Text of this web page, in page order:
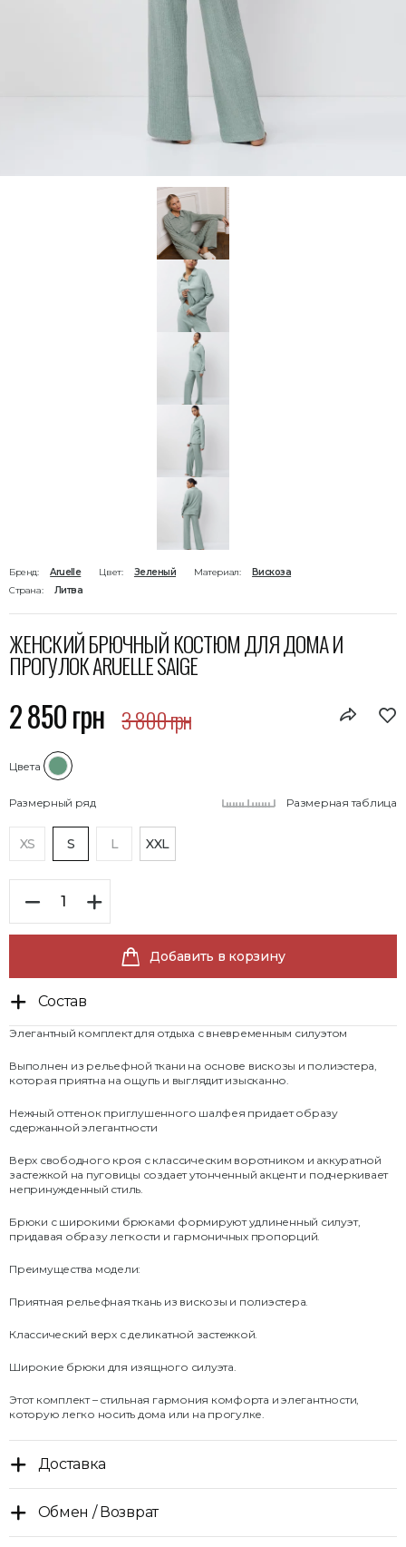
Бренд: Aruelle Цвет: Зеленый Материал:
Вискоза
Страна:
Литва
ЖЕНСКИЙ БРЮЧНЫЙ КОСТЮМ ДЛЯ ДОМА И
ПРОГУЛОК ARUELLE SAIGE
2 850 грн 3 800 грн
Цвета
Размерный ряд Размерная таблица
XS S L XXL
Добавить в корзину
Состав
Элегантный комплект для отдыха с вневременным силуэтом
Выполнен из рельефной ткани на основе вискозы и полиэстера,
которая приятна на ощупь и выглядит изысканно.
Нежный оттенок приглушенного шалфея придает образу
сдержанной элегантности
Верх свободного кроя с классическим воротником и аккуратной
застежкой на пуговицы создает утонченный акцент и подчеркивает
непринужденный стиль.
Брюки с широкими брюками формируют удлиненный силуэт,
придавая образу легкости и гармоничных пропорций.
Преимущества модели:
Приятная рельефная ткань из вискозы и полиэстера.
Классический верх с деликатной застежкой.
Широкие брюки для изящного силуэта.
Этот комплект – стильная гармония комфорта и элегантности,
которую легко носить дома или на прогулке.
Доставка
Обмен / Возврат